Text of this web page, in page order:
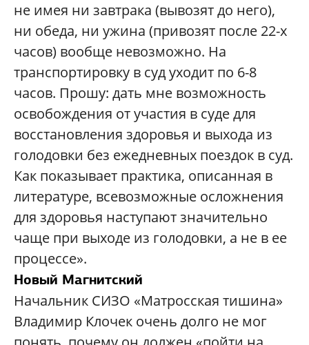
не имея ни завтрака (вывозят до него),
ни обеда, ни ужина (привозят после 22-х
часов) вообще невозможно. На
транспортировку в суд уходит по 6-8
часов. Прошу: дать мне возможность
освобождения от участия в суде для
восстановления здоровья и выхода из
голодовки без ежедневных поездок в суд.
Как показывает практика, описанная в
литературе, всевозможные осложнения
для здоровья наступают значительно
чаще при выходе из голодовки, а не в ее
процессе».
Новый Магнитский
Начальник СИЗО «Матросская тишина»
Владимир Клочек очень долго не мог